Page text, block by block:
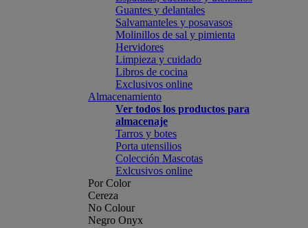
Guantes y delantales
Salvamanteles y posavasos
Molinillos de sal y pimienta
Hervidores
Limpieza y cuidado
Libros de cocina
Exclusivos online
Almacenamiento
Ver todos los productos para
almacenaje
Tarros y botes
Porta utensilios
Colección Mascotas
Exlcusivos online
Por Color
Cereza
No Colour
Negro Onyx